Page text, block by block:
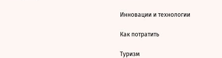
Инновации и технологии
Как потратить
Туризм